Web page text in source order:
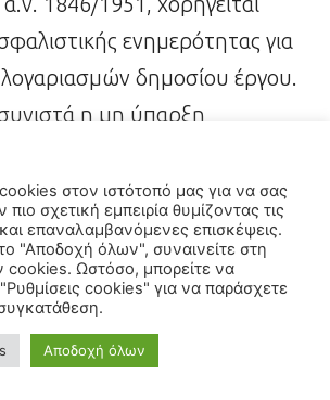
ενημερότητας για
δημοσίου έργου.
η μη ύπαρξη
οφειλών για το
έργο. Σε περίπτωση ύπαρξης
αποδεικτικό
ενημερότητας με
ίσου με το ύψος της
ασφαλιστικής
στον ιστότοπό μας για να σας
σχετική εμπειρία θυμίζοντας τις
επαναλαμβανόμενες επισκέψεις.
"Αποδοχή όλων", συναινείτε στη
Ωστόσο, μπορείτε να
"Ρυθμίσεις cookies" για να παράσχετε
Αποδοχή όλων